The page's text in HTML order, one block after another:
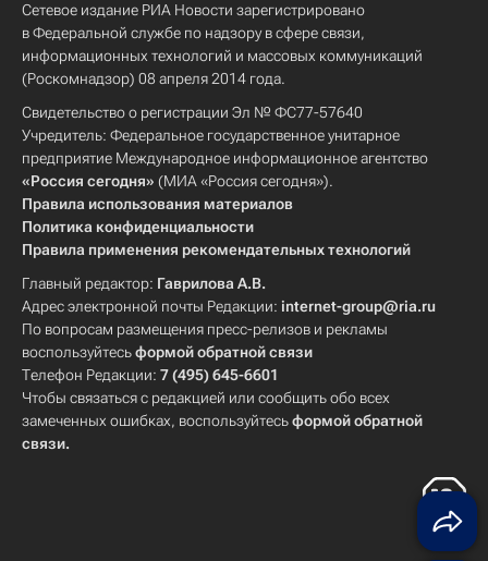
Сетевое издание РИА Новости зарегистрировано
в Федеральной службе по надзору в сфере связи,
информационных технологий и массовых коммуникаций
(Роскомнадзор) 08 апреля 2014 года.
Свидетельство о регистрации Эл № ФС77-57640
Учредитель: Федеральное государственное унитарное
предприятие Международное информационное агентство
«Россия сегодня» (МИА «Россия сегодня»).
Правила использования материалов
Политика конфиденциальности
Правила применения рекомендательных технологий
Главный редактор: Гаврилова А.В.
Адрес электронной почты Редакции: internet-group@ria.ru
По вопросам размещения пресс-релизов и рекламы
воспользуйтесьформой обратной связи
Телефон Редакции: 7 (495) 645-6601
Чтобы связаться с редакцией или сообщить обо всех
замеченных ошибках, воспользуйтесьформой обратной
связи.